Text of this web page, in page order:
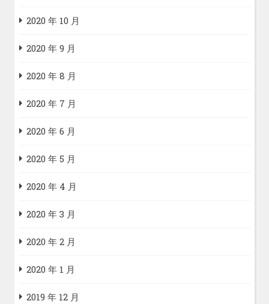
2020 年 10 月
2020 年 9 月
2020 年 8 月
2020 年 7 月
2020 年 6 月
2020 年 5 月
2020 年 4 月
2020 年 3 月
2020 年 2 月
2020 年 1 月
2019 年 12 月